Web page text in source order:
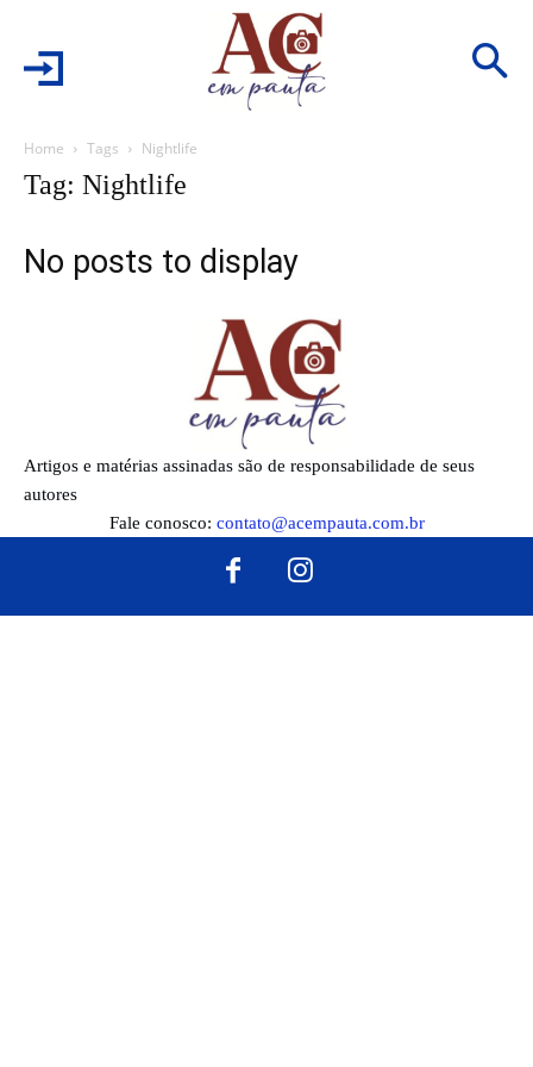
Home Tags Nightlife
Tag: Nightlife
No posts to display
Artigos e matérias assinadas são de responsabilidade de seus
autores
Fale conosco: contato@acempauta.com.br